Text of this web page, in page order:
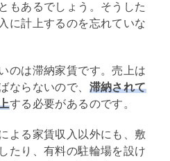
もあるでしょう。そうした
に計上するのを忘れていな
のは滞納家賃です。売上は
ならないので、 滞納されて
する必要があるのです。
よる家賃収入以外にも、敷
たり、有料の駐輪場を設け